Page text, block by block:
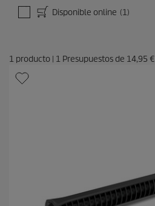
Disponible online (1)
1 producto | 1 Presupuestos de 14,95 €